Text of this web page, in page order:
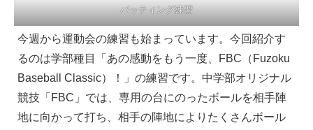
バッティング練習
今週から運動会の練習も始まっています。今回紹介す
るのは学部種目「あの感動をもう一度、FBC（Fuzoku
Baseball Classic）！」の練習です。中学部オリジナル
競技「FBC」では、専用の台にのったボールを相手陣
地に向かって打ち、相手の陣地によりたくさんボール